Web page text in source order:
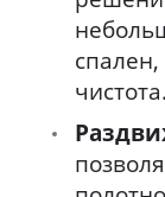
чистота.